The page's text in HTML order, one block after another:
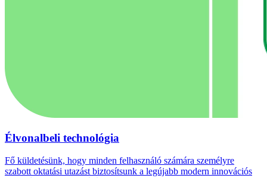
Élvonalbeli technológia
Fő küldetésünk, hogy minden felhasználó számára személyre
szabott oktatási utazást biztosítsunk a legújabb modern innovációs